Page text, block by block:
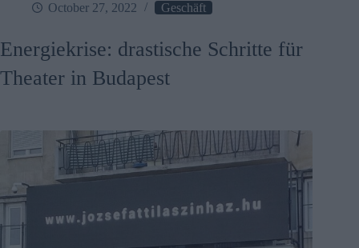
October 27, 2022
Geschäft
Energiekrise: drastische Schritte für
Theater in Budapest